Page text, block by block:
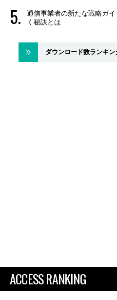
通信事業者の新たな戦略ガ
く秘訣とは
ダウンロード数ランキ
ACCESS RANKING